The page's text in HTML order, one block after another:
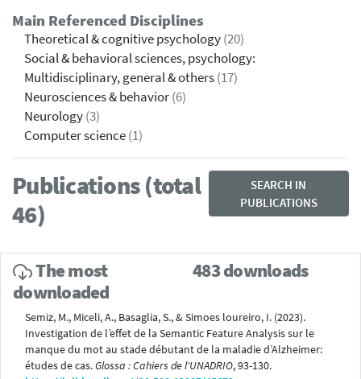
Main Referenced Disciplines
Theoretical & cognitive psychology(20)
Social & behavioral sciences, psychology:
Multidisciplinary, general & others(17)
Neurosciences & behavior(6)
Neurology(3)
Computer science(1)
Publications (total
46)
SEARCH IN
PUBLICATIONS
The most
downloaded
483 downloads
Semiz, M., Miceli, A., Basaglia, S., & Simoes loureiro, I. (2023).
Investigation de l’effet de la Semantic Feature Analysis sur le
manque du mot au stade débutant de la maladie d’Alzheimer:
études de cas.Glossa : Cahiers de l'UNADRIO, 93-130.